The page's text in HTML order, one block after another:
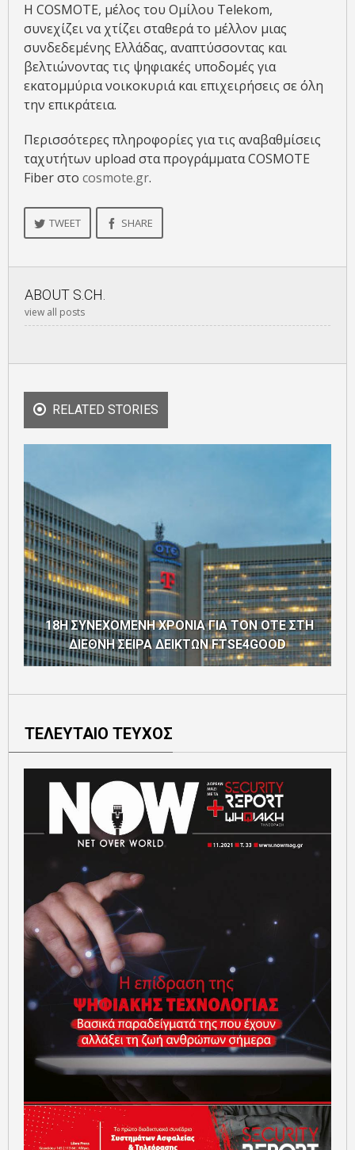
Η COSMOTE, μέλος του Ομίλου Telekom,
συνεχίζει να χτίζει σταθερά το μέλλον μιας
συνδεδεμένης Ελλάδας, αναπτύσσοντας και
βελτιώνοντας τις ψηφιακές υποδομές για
εκατομμύρια νοικοκυριά και επιχειρήσεις σε όλη
την επικράτεια.
Περισσότερες πληροφορίες για τις αναβαθμίσεις
ταχυτήτων upload στα προγράμματα COSMOTE
Fiber στο cosmote.gr.
TWEET SHARE
ABOUT S.CH.
view all posts
RELATED STORIES
18Η ΣΥΝΕΧΟΜΕΝΗ ΧΡΟΝΙΑ ΓΙΑ ΤΟΝ ΟΤΕ ΣΤΗ
ΔΙΕΘΝΗ ΣΕΙΡΑ ΔΕΙΚΤΩΝ FTSE4GOOD
ΤΕΛΕΥΤΑΙΟ ΤΕΥΧΟΣ